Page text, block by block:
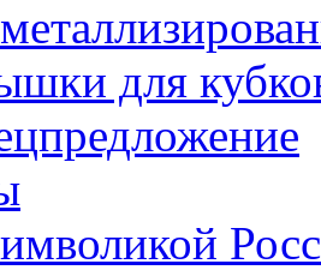
для